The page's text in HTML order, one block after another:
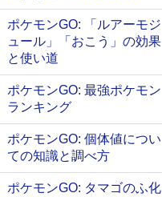
ポケモンGO: 「ルアーモジ
ュール」「おこう」の効果
と使い道
ポケモンGO: 最強ポケモン
ランキング
ポケモンGO: 個体値につい
ての知識と調べ方
ポケモンGO: タマゴのふ化